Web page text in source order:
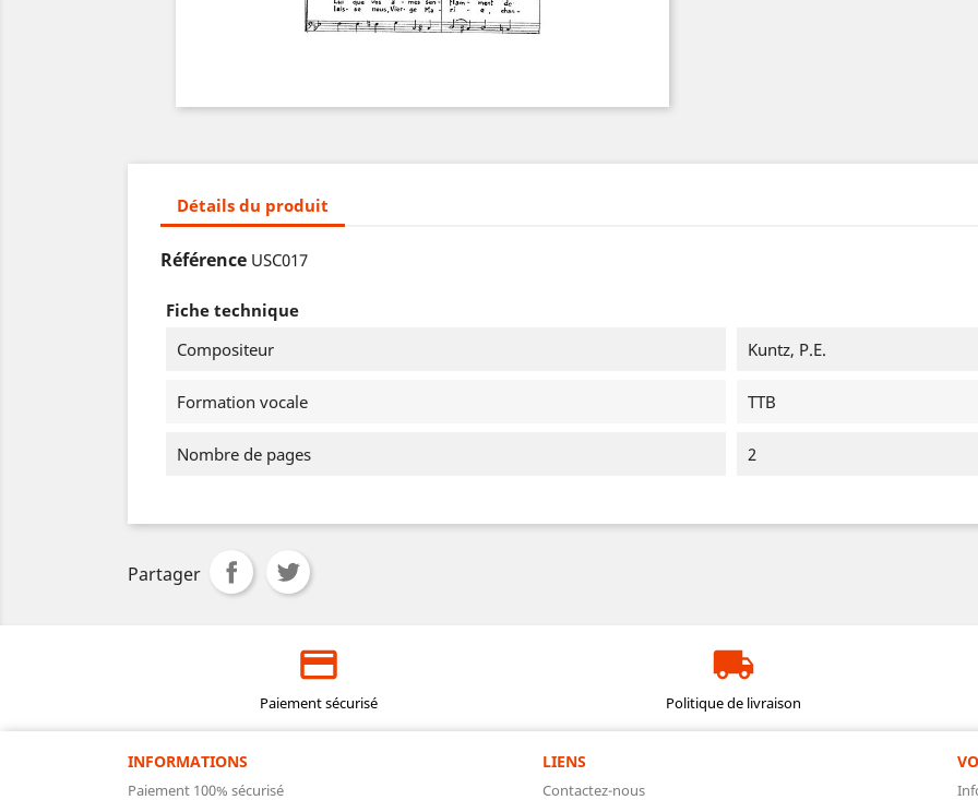
Détails du produit
Référence USC017
Fiche technique
Compositeur
Kuntz, P.E.
Formation vocale TTB
Nombre de pages 2
Partager
Paiement sécurisé Politique de livraison
INFORMATIONS
Paiement 100% sécurisé
LIENS
Contactez-nous